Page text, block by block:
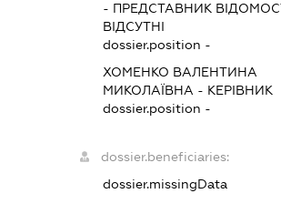
- ПРЕДСТАВНИК
ВІДСУТНІ
dossier.position -
ХОМЕНКО ВАЛЕНТИНА
МИКОЛАЇВНА - КЕРІВНИК
dossier.position -
dossier.beneficiaries:
dossier.missingData